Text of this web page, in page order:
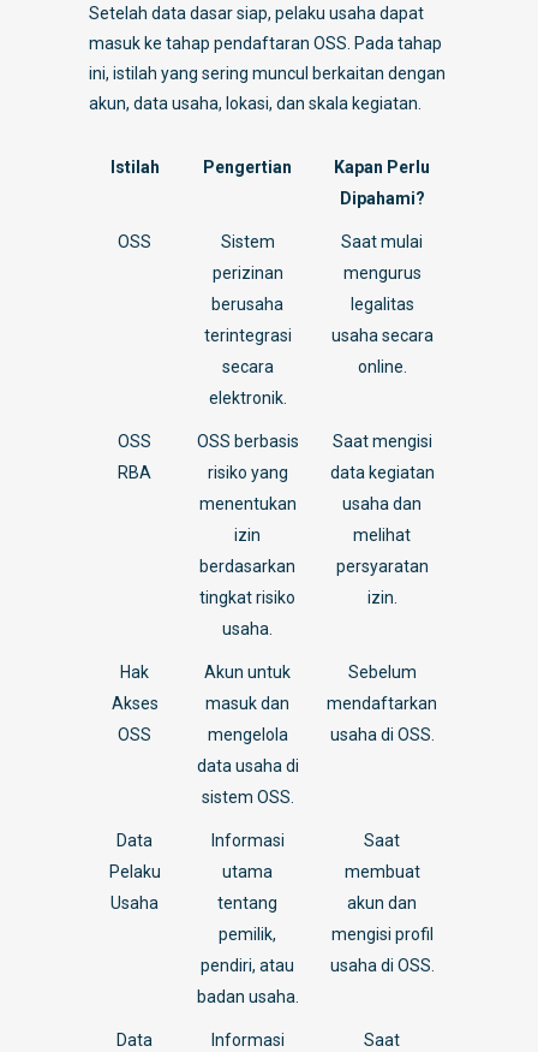
Setelah data dasar siap, pelaku usaha dapat
masuk ke tahap pendaftaran OSS. Pada tahap
ini, istilah yang sering muncul berkaitan dengan
akun, data usaha, lokasi, dan skala kegiatan.
Istilah Pengertian
Kapan Perlu
Dipahami?
OSS
Sistem
perizinan
berusaha
terintegrasi
secara
elektronik.
Saat mulai
mengurus
legalitas
usaha secara
online.
OSS
RBA
OSS berbasis
risiko yang
menentukan
izin
berdasarkan
tingkat risiko
usaha.
Saat mengisi
data kegiatan
usaha dan
melihat
persyaratan
izin.
Hak
Akses
OSS
Akun untuk
masuk dan
mengelola
data usaha di
sistem OSS.
Sebelum
mendaftarkan
usaha di OSS.
Data
Pelaku
Usaha
Informasi
utama
tentang
pemilik,
pendiri, atau
badan usaha.
Saat
membuat
akun dan
mengisi profil
usaha di OSS.
Data
Informasi
Saat